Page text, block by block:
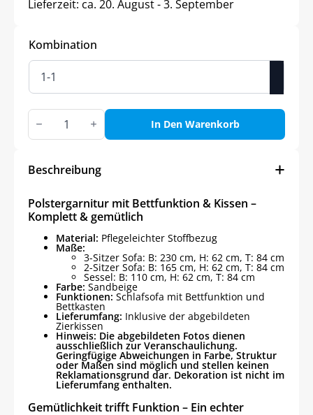
Lieferzeit: ca. 20. August - 3. September
Kombination
Polstergarnitur
mit
Bettfunktion
–
gemütlich
Menge
In Den Warenkorb
Beschreibung
Polstergarnitur mit Bettfunktion & Kissen –
Komplett & gemütlich
Material: Pflegeleichter Stoffbezug
Maße:
3-Sitzer Sofa: B: 230 cm, H: 62 cm, T: 84 cm
2-Sitzer Sofa: B: 165 cm, H: 62 cm, T: 84 cm
Sessel: B: 110 cm, H: 62 cm, T: 84 cm
Farbe: Sandbeige
Funktionen: Schlafsofa mit Bettfunktion und
Bettkasten
Lieferumfang: Inklusive der abgebildeten
Zierkissen
Hinweis: Die abgebildeten Fotos dienen
ausschließlich zur Veranschaulichung.
Geringfügige Abweichungen in Farbe, Struktur
oder Maßen sind möglich und stellen keinen
Reklamationsgrund dar. Dekoration ist nicht im
Lieferumfang enthalten.
Gemütlichkeit trifft Funktion – Ein echter